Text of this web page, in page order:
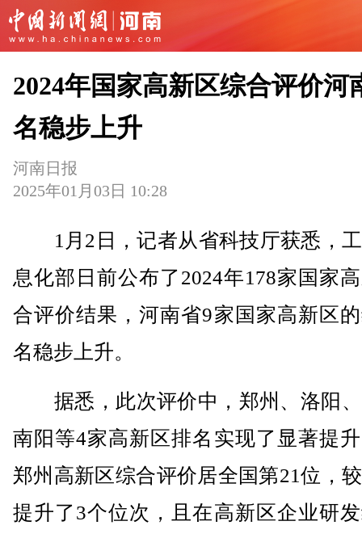
2024年国家高新区综合评价河
名稳步上升
河南日报
2025年01月03日 10:28
1月2日，记者从省科技厅获悉，
息化部日前公布了2024年178家国家
合评价结果，河南省9家国家高新区
名稳步上升。
据悉，此次评价中，郑州、洛阳
南阳等4家高新区排名实现了显著提
郑州高新区综合评价居全国第21位，
提升了3个位次，且在高新区企业研